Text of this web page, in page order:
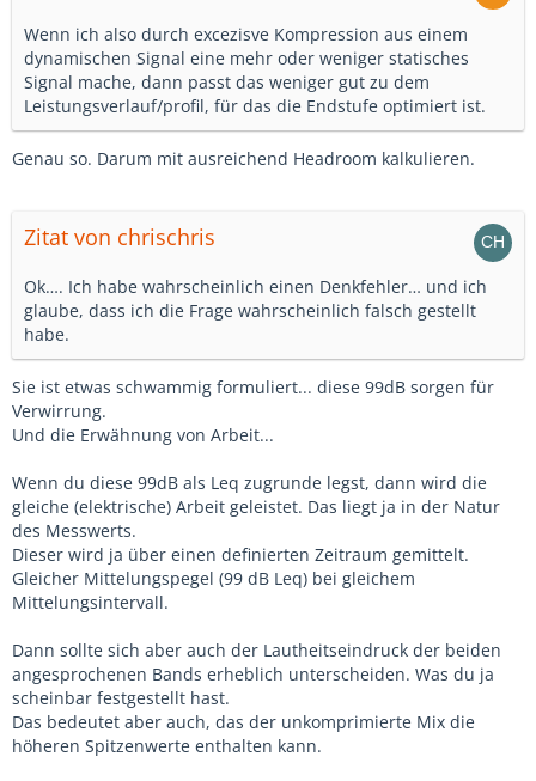
Wenn ich also durch excezisve Kompression aus einem
dynamischen Signal eine mehr oder weniger statisches
Signal mache, dann passt das weniger gut zu dem
Leistungsverlauf/profil, für das die Endstufe optimiert ist.
Genau so. Darum mit ausreichend Headroom kalkulieren.
Zitat von chrischris
Ok…. Ich habe wahrscheinlich einen Denkfehler… und ich
glaube, dass ich die Frage wahrscheinlich falsch gestellt
habe.
Sie ist etwas schwammig formuliert... diese 99dB sorgen für
Verwirrung.
Und die Erwähnung von Arbeit...
Wenn du diese 99dB als Leq zugrunde legst, dann wird die
gleiche (elektrische) Arbeit geleistet. Das liegt ja in der Natur
des Messwerts.
Dieser wird ja über einen definierten Zeitraum gemittelt.
Gleicher Mittelungspegel (99 dB Leq) bei gleichem
Mittelungsintervall.
Dann sollte sich aber auch der Lautheitseindruck der beiden
angesprochenen Bands erheblich unterscheiden. Was du ja
scheinbar festgestellt hast.
Das bedeutet aber auch, das der unkomprimierte Mix die
höheren Spitzenwerte enthalten kann.